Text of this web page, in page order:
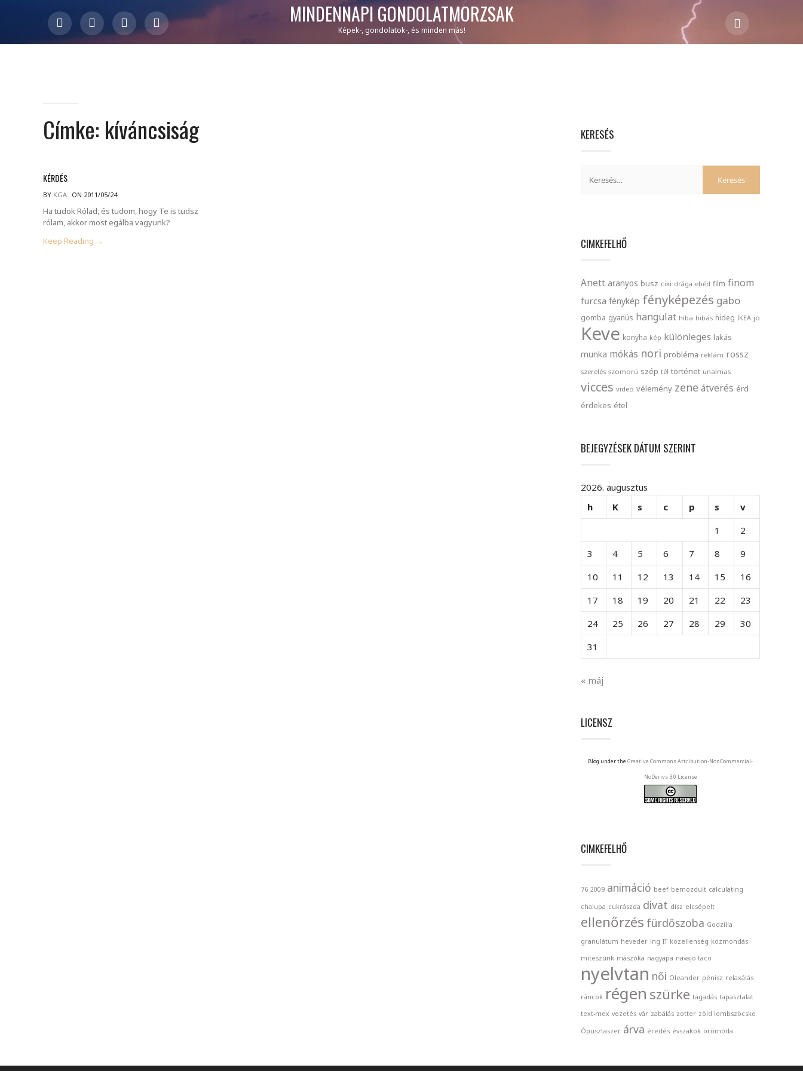
MINDENNAPI GONDOLATMORZSÁK
Képek-, gondolatok-, és minden más!
Címke: kíváncsiság
KÉRDÉS
BY KGA ON 2011/05/24
Ha tudok Rólad, és tudom, hogy Te is tudsz
rólam, akkor most egálba vagyunk?
Keep Reading →
KERESÉS
CIMKEFELHŐ
Anett aranyos busz ciki drága ebéd film finom
furcsa fénykép fényképezés gabo
gomba gyanús hangulat hiba hibás hideg IKEA jó
Keve konyha kép különleges lakás
munka mókás nori probléma reklám rossz
szerelés szomorú szép tél történet unalmas
vicces videó vélemény zene átverés érd
érdekes étel
BEJEGYZÉSEK DÁTUM SZERINT
2026. augusztus
h
K s c p s
v
1
2
3
4 5 6 7 8
9
10
11 12 13 14 15
16
17
18 19 20 21 22
23
24
25 26 27 28 29
30
31
« máj
LICENSZ
Blog under the Creative Commons Attribution-NonCommercial-
NoDerivs 3.0 License
CIMKEFELHŐ
76 2009 animáció beef bemozdult calculating
chalupa cukrászda divat dísz elcsépelt
ellenőrzés fürdőszoba Godzilla
granulátum heveder ing IT közellenség közmondás
miteszünk mászóka nagyapa navajo taco
nyelvtan női Oleander pénisz relaxálás
ráncok régen szürke tagadás tapasztalat
text-mex vezetés vár zabálás zotter zöld lombszöcske
Ópusztaszer árva éredés évszakok örömóda